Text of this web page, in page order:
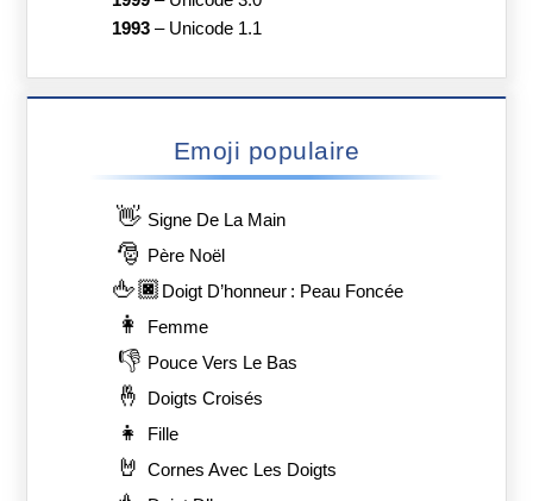
1993– Unicode 1.1
Emoji populaire
👋 Signe De La Main
🎅 Père Noël
🖕🏿 Doigt D’honneur : Peau Foncée
👩 Femme
👎 Pouce Vers Le Bas
🤞 Doigts Croisés
👧 Fille
🤘 Cornes Avec Les Doigts